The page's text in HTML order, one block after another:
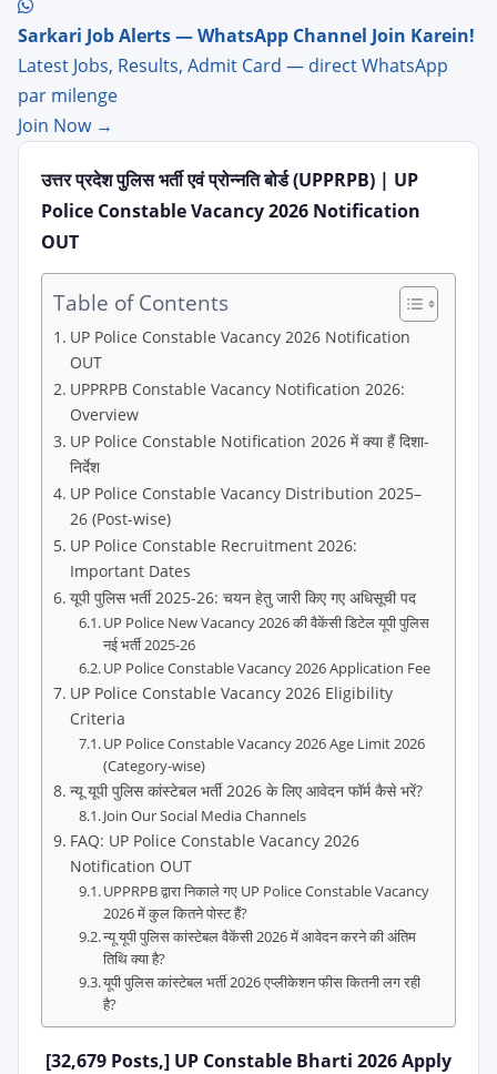
Sarkari Job Alerts — WhatsApp Channel Join Karein!
Latest Jobs, Results, Admit Card — direct WhatsApp
par milenge
Join Now →
उत्तर प्रदेश पुलिस भर्ती एवं प्रोन्नति बोर्ड (UPPRPB) | UP
Police Constable Vacancy 2026 Notification
OUT
Table of Contents
UP Police Constable Vacancy 2026 Notification
OUT
UPPRPB Constable Vacancy Notification 2026:
Overview
UP Police Constable Notification 2026 में क्या हैं दिशा-
निर्देश
UP Police Constable Vacancy Distribution 2025–
26 (Post-wise)
UP Police Constable Recruitment 2026:
Important Dates
यूपी पुलिस भर्ती 2025-26: चयन हेतु जारी किए गए अधिसूची पद
UP Police New Vacancy 2026 की वैकेंसी डिटेल यूपी पुलिस
नई भर्ती 2025-26
UP Police Constable Vacancy 2026 Application Fee
UP Police Constable Vacancy 2026 Eligibility
Criteria
UP Police Constable Vacancy 2026 Age Limit 2026
(Category-wise)
न्यू यूपी पुलिस कांस्टेबल भर्ती 2026 के लिए आवेदन फॉर्म कैसे भरें?
Join Our Social Media Channels
FAQ: UP Police Constable Vacancy 2026
Notification OUT
UPPRPB द्वारा निकाले गए UP Police Constable Vacancy
2026 में कुल कितने पोस्ट हैं?
न्यू यूपी पुलिस कांस्टेबल वैकेंसी 2026 में आवेदन करने की अंतिम
तिथि क्या है?
यूपी पुलिस कांस्टेबल भर्ती 2026 एप्लीकेशन फीस कितनी लग रही
है?
[32,679 Posts,] UP Constable Bharti 2026 Apply